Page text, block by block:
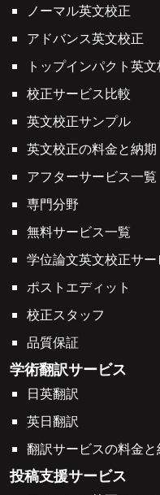
ノーマル英文校正
アドバンス英文校正
トップインパクト英
校正サービス比較
英文校正サンプル
英文校正の料金と納期
アフターサービス一覧
専門分野
無料サービス一覧
学位論文英文校正サー
ポストエディット
校正スタッフ
品質保証
学術翻訳サービス
日英翻訳
英日翻訳
翻訳サービスの料金と
投稿支援サービス